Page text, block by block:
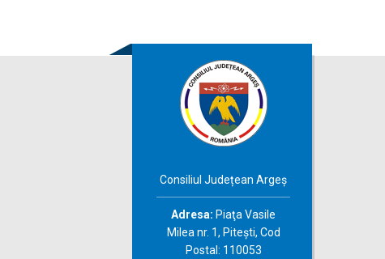
Consiliul Județean Argeș
Adresa: Piaţa Vasile
Milea nr. 1, Piteşti, Cod
Postal: 110053